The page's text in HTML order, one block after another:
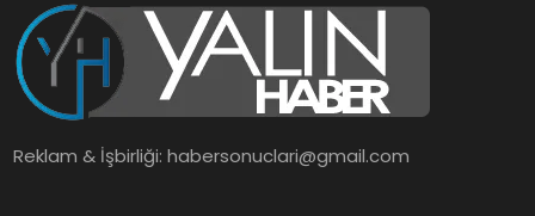
Reklam & İşbirliği:habersonuclari@gmail.com